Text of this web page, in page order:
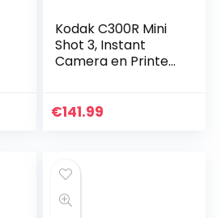
Kodak C300R Mini
Shot 3, Instant
Camera en Printer
vierkant 76×76
€141.99